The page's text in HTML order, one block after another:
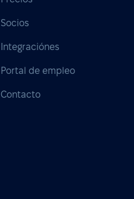
Socios
Integraciónes
Portal de empleo
Contacto